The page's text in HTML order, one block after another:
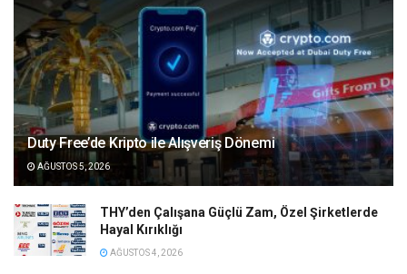
Duty Free’de Kripto ile Alışveriş Dönemi
AĞUSTOS 5, 2026
THY’den Çalışana Güçlü Zam, Özel Şirketlerde
Hayal Kırıklığı
AĞUSTOS 4, 2026